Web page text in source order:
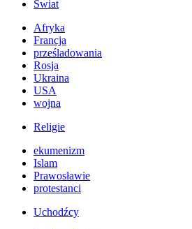
Świat
Afryka
Francja
prześladowania
Rosja
Ukraina
USA
wojna
Religie
ekumenizm
Islam
Prawosławie
protestanci
Uchodźcy